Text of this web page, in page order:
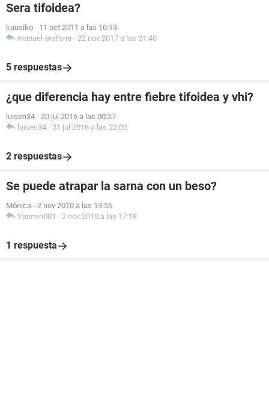
Sera tifoidea?
kausiko - 11 oct 2011 a las 10:13
manuel orellana - 22 nov 2017 a las 21:40
5 respuestas
¿que diferencia hay entre fiebre tifoidea y vhi?
luisen34 - 20 jul 2016 a las 00:27
luisen34 - 21 jul 2016 a las 22:00
2 respuestas
Se puede atrapar la sarna con un beso?
Mónica - 2 nov 2010 a las 13:56
Yasmin001 - 2 nov 2010 a las 17:18
1 respuesta